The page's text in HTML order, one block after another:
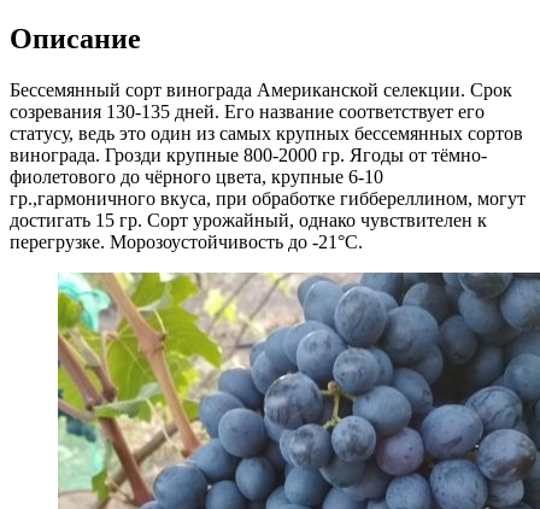
Описание
Бессемянный сорт винограда Американской селекции. Срок
созревания 130-135 дней. Его название соответствует его
статусу, ведь это один из самых крупных бессемянных сортов
винограда. Грозди крупные 800-2000 гр. Ягоды от тёмно-
фиолетового до чёрного цвета, крупные 6-10
гр.,гармоничного вкуса, при обработке гиббереллином, могут
достигать 15 гр. Сорт урожайный, однако чувствителен к
перегрузке. Морозоустойчивость до -21°С.